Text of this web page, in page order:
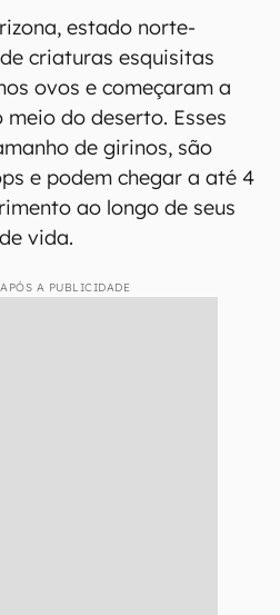
estado norte-
criaturas esquisitas
ovos e começaram a
do deserto. Esses
de girinos, são
e podem chegar a até 4
ao longo de seus
vida.
A PUBLICIDADE